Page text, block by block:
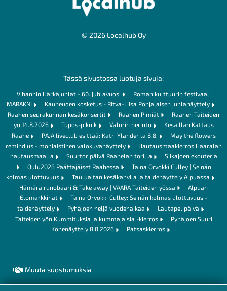
© 2026 Localhub Oy
Tässä sivustossa luotuja sivuja:
Vihannin Härkäjuhlat - 60. juhlavuosi
Romanikulttuurin festivaali
MARAKNI
Kauneuden kosketus - Ritva-Liisa Pohjalaisen juhlanäyttely
Raahen seurakunnan kesäkonsertit
Raahen Pimiät
Raahen Taiteiden
yö 14.8.2026
Tupos-piknik Valurin perintö
Kesäillan Kattaus
Raahe
PAJA liveclub esittää: Katri Ylander la 8.8.
May the flowers
remind us - moniaistinen valokuvanäyttely
Hautausmaakierros Haaralan
hautausmaalla
Suurtoripäivä Raahelan torilla
Siikajoen ekouteria
Oulu2026 Päättäjäiset Raahessa
Taina Orvokki Culley | Seinän
kolmas ulottuvuus
Tauluaitan kesäkahvila ja taidenäyttely Alpuassa
Hämärä runobaari & Take away | VAARA Taiteiden yössä
Alpuan
Elomarkkinat
Taina Orvokki Culley: Seinän kolmas ulottuvuus -
taidenäyttely
Pyhäjoen neljä vuodenaikaa
Lautapelipäivä
Taiteiden yön Kummituksia ja kummajaisia -kierros
Pyhäjoen Suuri
Konenäyttely 8.8.2026
Patsaskierros
Muuta suostumuksia